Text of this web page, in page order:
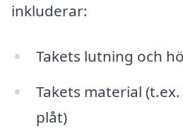
inkluderar:
Takets lutning och
Takets material
plåt)